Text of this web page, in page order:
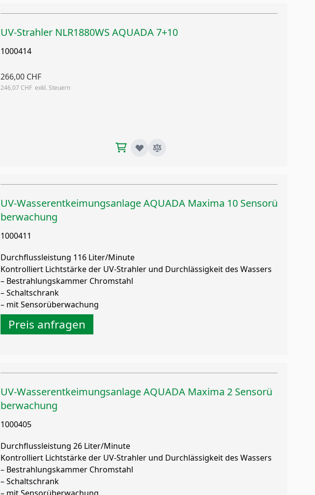
UV-Strahler NLR1880WS AQUADA 7+10
1000414
266,00 CHF
246,07 CHF
UV-Wasserentkeimungsanlage AQUADA Maxima 10 Sensorü
berwachung
1000411
Durchflussleistung 116 Liter/Minute
Kontrolliert Lichtstärke der UV-Strahler und Durchlässigkeit des Wassers
– Bestrahlungskammer Chromstahl
– Schaltschrank
– mit Sensorüberwachung
Preis anfragen
UV-Wasserentkeimungsanlage AQUADA Maxima 2 Sensorü
berwachung
1000405
Durchflussleistung 26 Liter/Minute
Kontrolliert Lichtstärke der UV-Strahler und Durchlässigkeit des Wassers
– Bestrahlungskammer Chromstahl
– Schaltschrank